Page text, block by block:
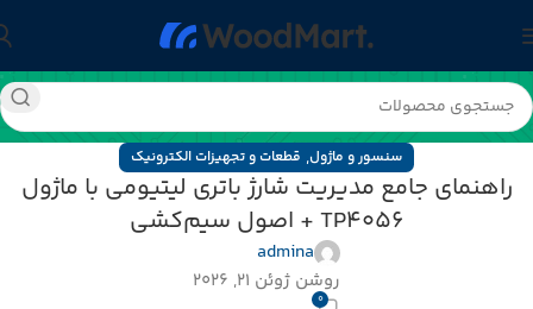
سنسور و ماژول, قطعات و تجهیزات الکترونیک
راهنمای جامع مدیریت شارژ باتری لیتیومی با ماژول
TP4056 + اصول سیم‌کشی
admina
روشن ژوئن 21, 2026
0